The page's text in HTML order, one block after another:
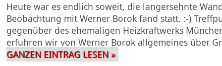
Heute war es endlich soweit, die langersehnte
Beobachtung mit Werner Borok fand statt. :-)
gegenüber des ehemaligen Heizkraftwerks
erfuhren wir von Werner Borok allgemeines über
GANZEN EINTRAG LESEN »